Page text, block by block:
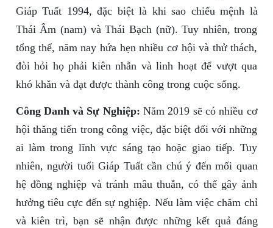
Giáp Tuất 1994, đặc biệt là khi sao chiếu mệnh là
Thái Âm (nam) và Thái Bạch (nữ). Tuy nhiên, trong
tổng thể, năm nay hứa hẹn nhiều cơ hội và thử thách,
đòi hỏi họ phải kiên nhẫn và linh hoạt để vượt qua
khó khăn và đạt được thành công trong cuộc sống.
Công Danh và Sự Nghiệp: Năm 2019 sẽ có nhiều cơ
hội thăng tiến trong công việc, đặc biệt đối với những
ai làm trong lĩnh vực sáng tạo hoặc giao tiếp. Tuy
nhiên, người tuổi Giáp Tuất cần chú ý đến mối quan
hệ đồng nghiệp và tránh mâu thuẫn, có thể gây ảnh
hưởng tiêu cực đến sự nghiệp. Nếu làm việc chăm chỉ
và kiên trì, bạn sẽ nhận được những kết quả đáng